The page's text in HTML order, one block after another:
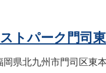
ストパーク門司
岡県北九州市門司区東